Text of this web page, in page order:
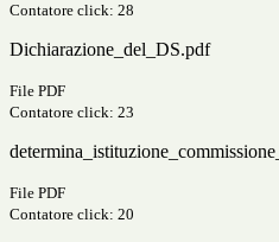
Contatore click: 28
Dichiarazione_del_DS.pdf
File PDF
Contatore click: 23
File PDF
Contatore click: 20